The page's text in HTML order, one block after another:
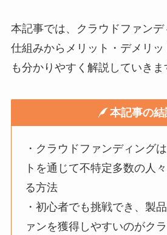
本記事では、クラウドファン
仕組みからメリット・デメリ
も分かりやすく解説していきま
本記事の結
・クラウドファンディング
トを通じて不特定多数の人
る方法
・初心者でも挑戦でき、製
ァンを獲得しやすいのがク